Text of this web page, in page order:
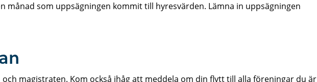
månad som uppsägningen kommit till hyresvärden. Lämna in uppsägningen
magistraten. Kom också ihåg att meddela om din flytt till alla föreningar du är